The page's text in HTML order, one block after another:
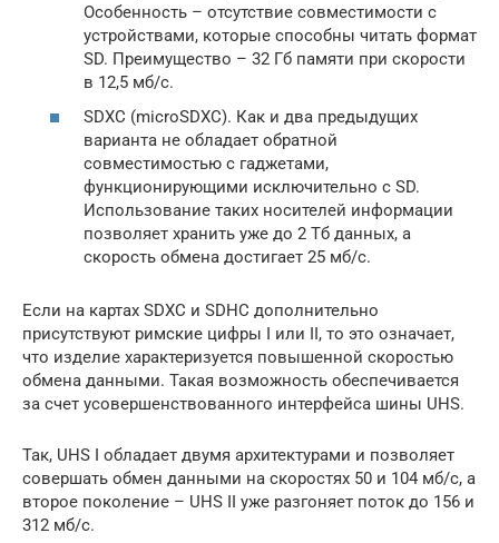
Особенность – отсутствие совместимости с
устройствами, которые способны читать формат
SD. Преимущество – 32 Гб памяти при скорости
в 12,5 мб/с.
SDXC (microSDXC). Как и два предыдущих
варианта не обладает обратной
совместимостью с гаджетами,
функционирующими исключительно с SD.
Использование таких носителей информации
позволяет хранить уже до 2 Тб данных, а
скорость обмена достигает 25 мб/с.
Если на картах SDXC и SDHC дополнительно
присутствуют римские цифры I или II, то это означает,
что изделие характеризуется повышенной скоростью
обмена данными. Такая возможность обеспечивается
за счет усовершенствованного интерфейса шины UHS.
Так, UHS I обладает двумя архитектурами и позволяет
совершать обмен данными на скоростях 50 и 104 мб/с, а
второе поколение – UHS II уже разгоняет поток до 156 и
312 мб/с.